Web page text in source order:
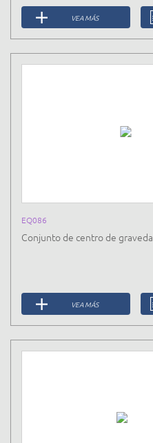
VEA MÁS
EQ086
Conjunto de centro de
VEA MÁS